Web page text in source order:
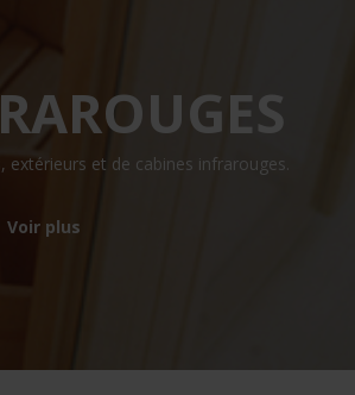
extérieurs et de cabines infrarouges.
Voir plus